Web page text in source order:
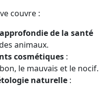
couvre :
de la santé
animaux.
cosmétiques :
le mauvais et le nocif.
naturelle :